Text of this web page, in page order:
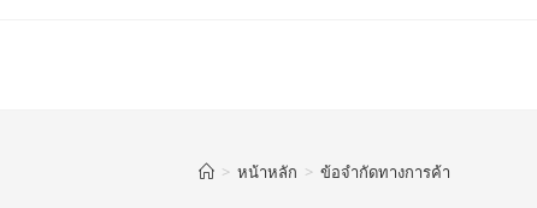
> หน้าหลัก > ข้อจำกัดทางการค้า